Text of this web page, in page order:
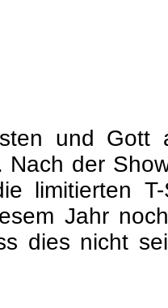
und Gott
der
limitierten
Jahr
dies nicht